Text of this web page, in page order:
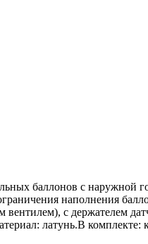
баллонов с наружной
наполнения
с держателем
латунь.В комплекте: